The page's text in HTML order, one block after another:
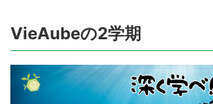
VieAubeの2学期